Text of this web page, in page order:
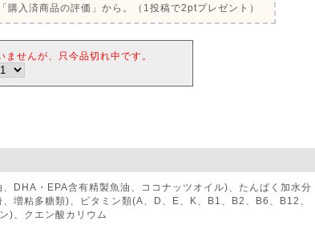
購入済商品の評価」から。（1投稿で2ptプレゼント）
ませんが、只今品切れ中です。
DHA・EPA含有精製魚油、ココナッツオイル)、たんぱく加水分
増粘多糖類)、ビタミン類(A、D、E、K、B1、B2、B6、B12、
)、クエン酸カリウム